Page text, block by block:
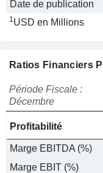
Date de publication
1USD en Millions
Ratios Financiers
Période Fiscale :
Décembre
Profitabilité
Marge EBITDA (%)
Marge EBIT (%)